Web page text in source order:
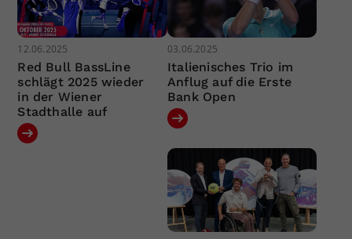
12.06.2025
Red Bull BassLine
schlägt 2025 wieder
in der Wiener
Stadthalle auf
03.06.2025
Italienisches Trio im
Anflug auf die Erste
Bank Open